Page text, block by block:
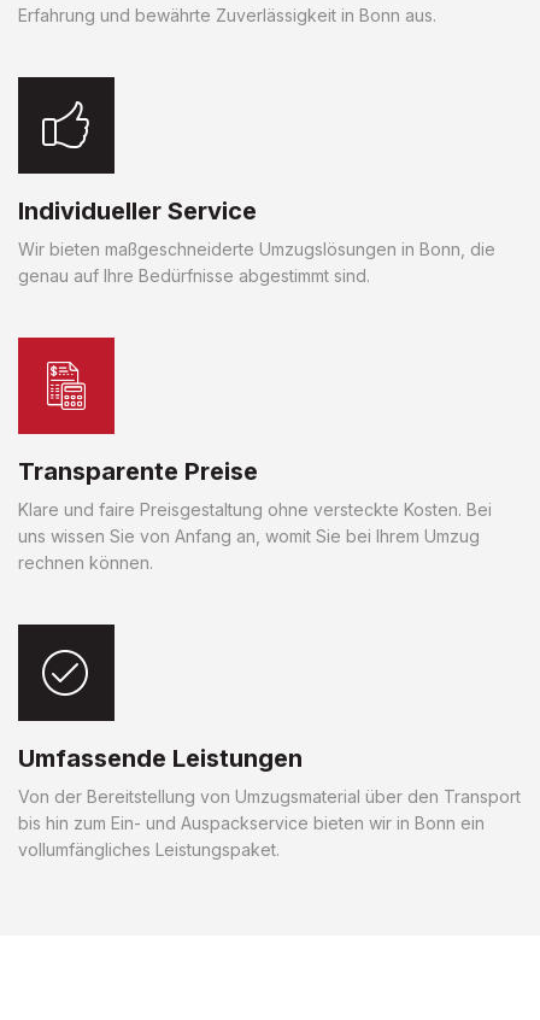
Erfahrung und bewährte Zuverlässigkeit in Bonn aus.
Individueller Service
Wir bieten maßgeschneiderte Umzugslösungen in Bonn, die
genau auf Ihre Bedürfnisse abgestimmt sind.
Transparente Preise
Klare und faire Preisgestaltung ohne versteckte Kosten. Bei
uns wissen Sie von Anfang an, womit Sie bei Ihrem Umzug
rechnen können.
Umfassende Leistungen
Von der Bereitstellung von Umzugsmaterial über den Transport
bis hin zum Ein- und Auspackservice bieten wir in Bonn ein
vollumfängliches Leistungspaket.